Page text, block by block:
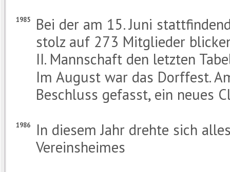
1985
Bei der am 15. Juni
stolz auf 273 Mitglieder
II. Mannschaft den letzten
Im August war das Dorffest.
Beschluss gefasst, ein neues
1986
In diesem Jahr drehte sich
Vereinsheimes